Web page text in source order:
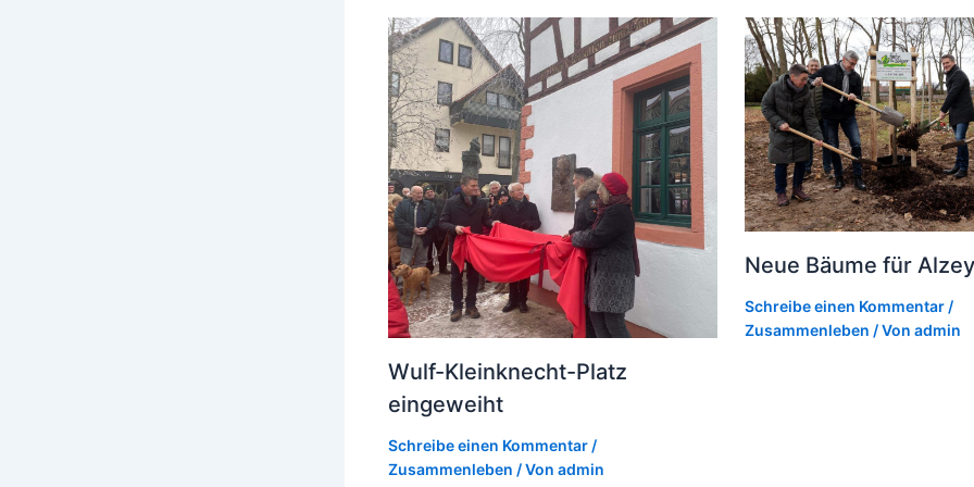
Wulf-Kleinknecht-Platz
eingeweiht
Schreibe einen Kommentar /
Zusammenleben / Von admin
Neue Bäume für Alzey
Schreibe einen Kommentar /
Zusammenleben / Von admin